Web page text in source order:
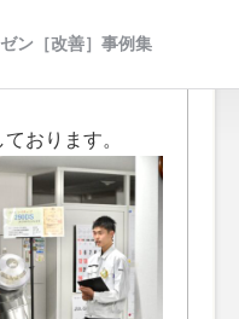
おります。